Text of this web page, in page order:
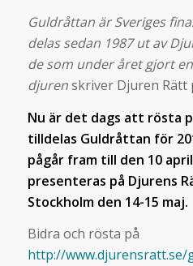
Guldråttan är Sveriges
delas sedan 1987 ut av
de som under året gjort
djurenskriver Djuren Rätt
Nu är det dags att rösta
tilldelas Guldråttan för
pågår fram till den 10
presenteras på Djurens
Stockholm den 14-15 maj.
Bidra och rösta på
http://www.djurensratt.se/